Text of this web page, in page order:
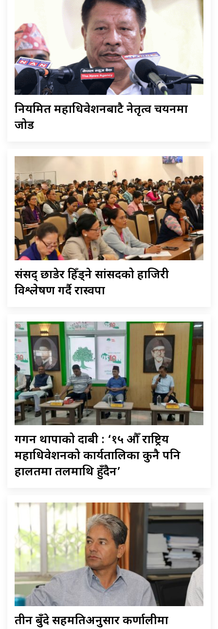
नियमित महाधिवेशनबाटै नेतृत्व चयनमा
जोड
संसद् छाडेर हिँड्ने सांसदको हाजिरी
विश्लेषण गर्दै रास्वपा
गगन थापाको दाबी : ‘१५ औँ राष्ट्रिय
महाधिवेशनको कार्यतालिका कुनै पनि
हालतमा तलमाथि हुँदैन’
तीन बुँदे सहमतिअनुसार कर्णालीमा